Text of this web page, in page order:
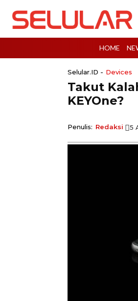
HOME
Selular.ID - Devices
Takut
KEYOne?
Penulis: Redaksi 5